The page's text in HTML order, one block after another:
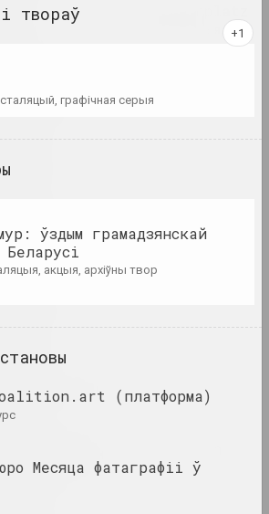
Air Berlin Alexanderplatz
даследчая інстытуцыя, рэзідэнцыя,
выставачная пляцоўка, галерэя
Уладзімер Акулаў
мастак
мастацтвазнаўка
den Berghe
твораў
графічная серыя
ўздым грамадзянскай
акцыя, архіўны твор
(платформа)
Месяца фатаграфіі ў